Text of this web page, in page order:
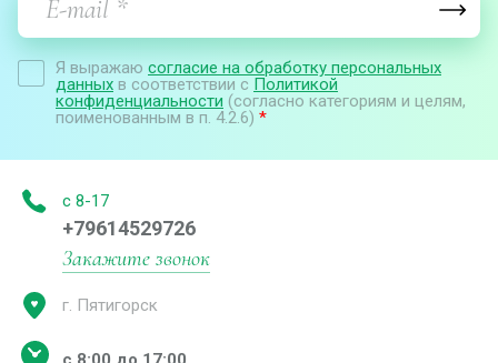
Я выражаю согласие на обработку персональных
данных в соответствии с Политикой
конфиденциальности (согласно категориям и целям,
поименованным в п. 4.2.6) *
с 8-17
+79614529726
Закажите звонок
г. Пятигорск